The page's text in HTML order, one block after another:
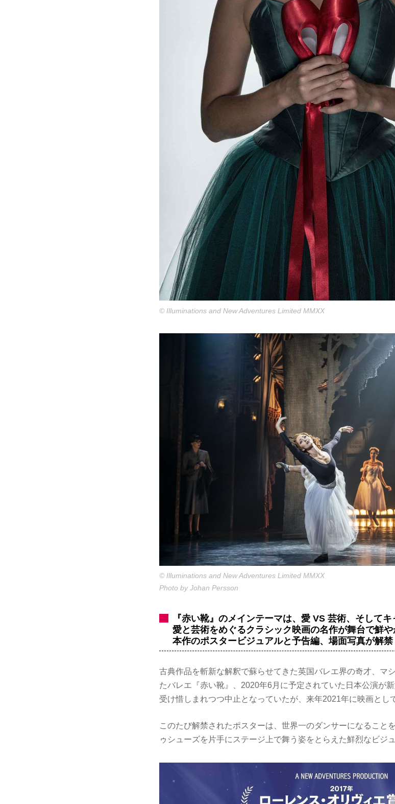
© Illuminations and New Adventures Limited MMXX
© Illuminations and New Adventures Limited MMXX
Photo by Johan Persson
『赤い靴』のメインテーマは、愛 VS 芸術、そしてキ
愛と芸術をめぐるクラシック映画の名作が舞台で鮮や
本作のポスタービジュアルと予告編、場面写真が解禁
古典作品を斬新な解釈で蘇らせてきた英国バレエ界の奇才、マ
たバレエ『赤い靴』、2020年6月に予定されていた日本公演が
受け惜しまれつつ中止となっていたが、来年2021年に映画とし
このたび解禁されたポスターは、世界一のダンサーになること
ゥシューズを片手にステージ上で舞う姿をとらえた鮮烈なビジ